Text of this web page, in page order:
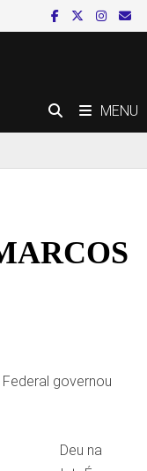
MENU
governou
Deu na